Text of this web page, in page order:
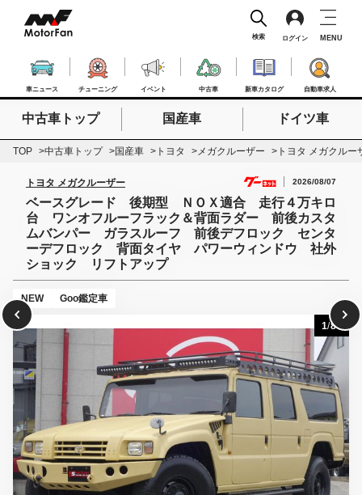
車ニュース チューニング イベント 中古車 新車カタログ 自動車求人
検索 ログイン MENU
検索したいキーワードを入力
検索
中古車トップ 国産車 ドイツ車
TOP 中古車トップ 国産車 トヨタ メガクルーザー トヨタ メガクル
トヨタ メガクルーザー 2026/08/07
ベースグレード 後期型 ＮＯＸ適合 走行４万キロ
台 ワンオフルーフラック＆背面ラダー 前後カスタ
ムバンパー ガラスルーフ 前後デフロック センタ
ーデフロック 背面タイヤ パワーウィンドウ 社外
ショック リフトアップ
NEW Goo鑑定車
1/80